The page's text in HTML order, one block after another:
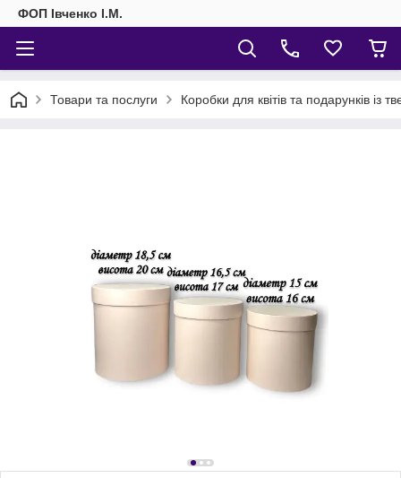
ФОП Івченко І.М.
Товари та послуги Коробки для квітів та подарунків із